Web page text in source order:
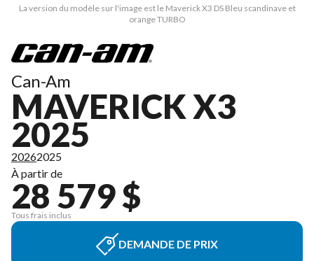
La version du modèle sur l'image est le Maverick X3 DS Bleu scandinave et
orange TURBO
Can-Am
MAVERICK X3
2025
20262025
À partir de
28 579 $
Tous frais inclus
DEMANDE DE PRIX